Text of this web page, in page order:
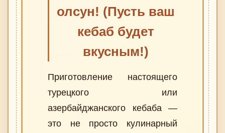
олсун! (Пусть ваш
кебаб будет
вкусным!)
Приготовление настоящего
турецкого или
азербайджанского кебаба —
это не просто кулинарный